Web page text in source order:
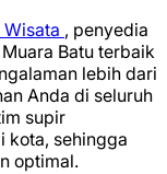
Wisata , penyedia
Batu terbaik
lebih dari
Anda di seluruh
supir
kota, sehingga
optimal.